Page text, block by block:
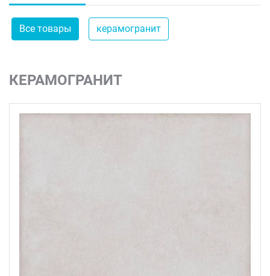
Все товары керамогранит
КЕРАМОГРАНИТ